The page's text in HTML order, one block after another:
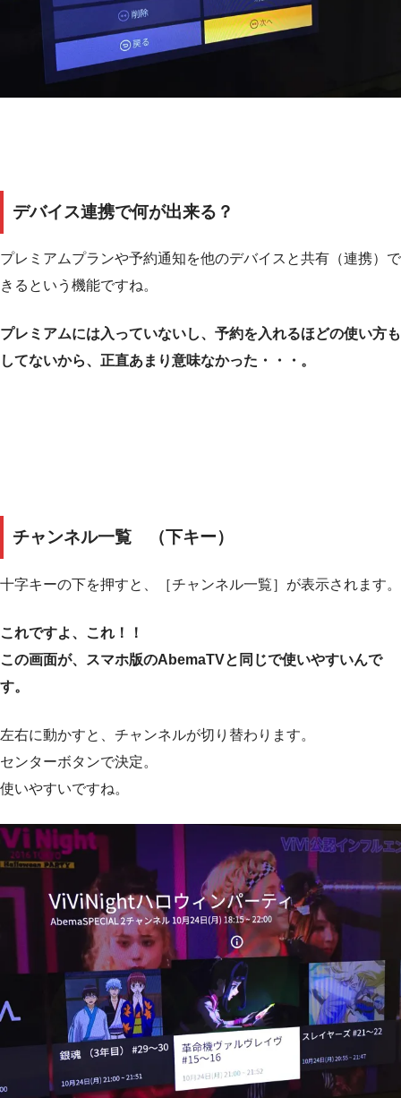
デバイス連携で何が出来る？
プレミアムプランや予約通知を他のデバイスと共有（連携）で
きるという機能ですね。
プレミアムには入っていないし、予約を入れるほどの使い方も
してないから、正直あまり意味なかった・・・。
チャンネル一覧 （下キー）
十字キーの下を押すと、［チャンネル一覧］が表示されます。
これですよ、これ！！
この画面が、スマホ版のAbemaTVと同じで使いやすいんで
す。
左右に動かすと、チャンネルが切り替わります。
センターボタンで決定。
使いやすいですね。